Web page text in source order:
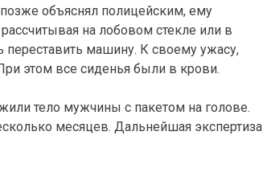
объяснял полицейским, ему
на лобовом стекле или в
переставить машину. К своему ужасу,
этом все сиденья были в крови.
тело мужчины с пакетом на голове.
месяцев. Дальнейшая экспертиза